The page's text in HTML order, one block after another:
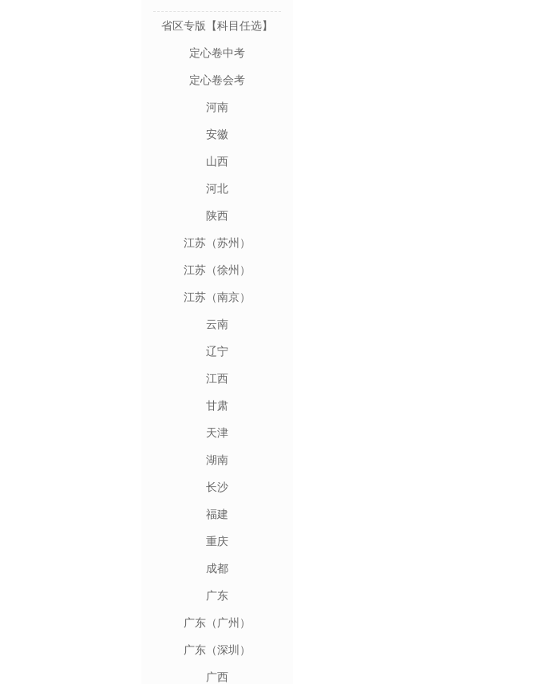
省区专版【科目任选】
定心卷中考
定心卷会考
河南
安徽
山西
河北
陕西
江苏（苏州）
江苏（徐州）
江苏（南京）
云南
辽宁
江西
甘肃
天津
湖南
长沙
福建
重庆
成都
广东
广东（广州）
广东（深圳）
广西